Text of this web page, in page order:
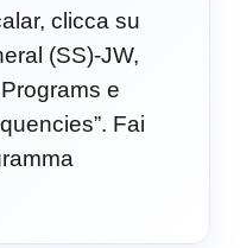
clicca su
(SS)-JW,
e
Fai